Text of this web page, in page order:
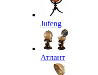
Jufeng
Атлант